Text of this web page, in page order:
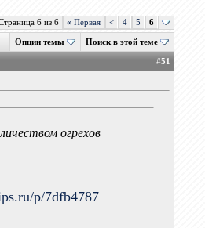
6 из 6 « Первая < 4 5 6
Опции темы Поиск в этой теме
#51
огрехов
p/7dfb4787